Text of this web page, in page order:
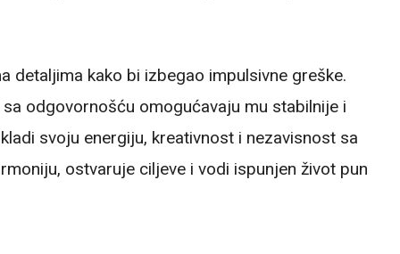
detaljima kako bi izbegao impulsivne greške.
odgovornošću omogućavaju mu stabilnije i
svoju energiju, kreativnost i nezavisnost sa
ostvaruje ciljeve i vodi ispunjen život pun